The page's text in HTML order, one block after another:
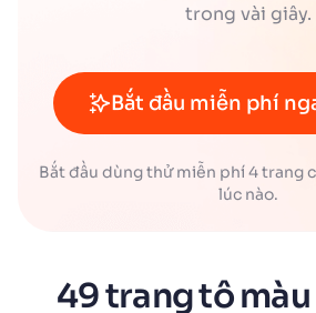
trong vài giây.
Bắt đầu miễn phí
Bắt đầu dùng thử miễn phí 4 trang
lúc nào.
49 trang tô